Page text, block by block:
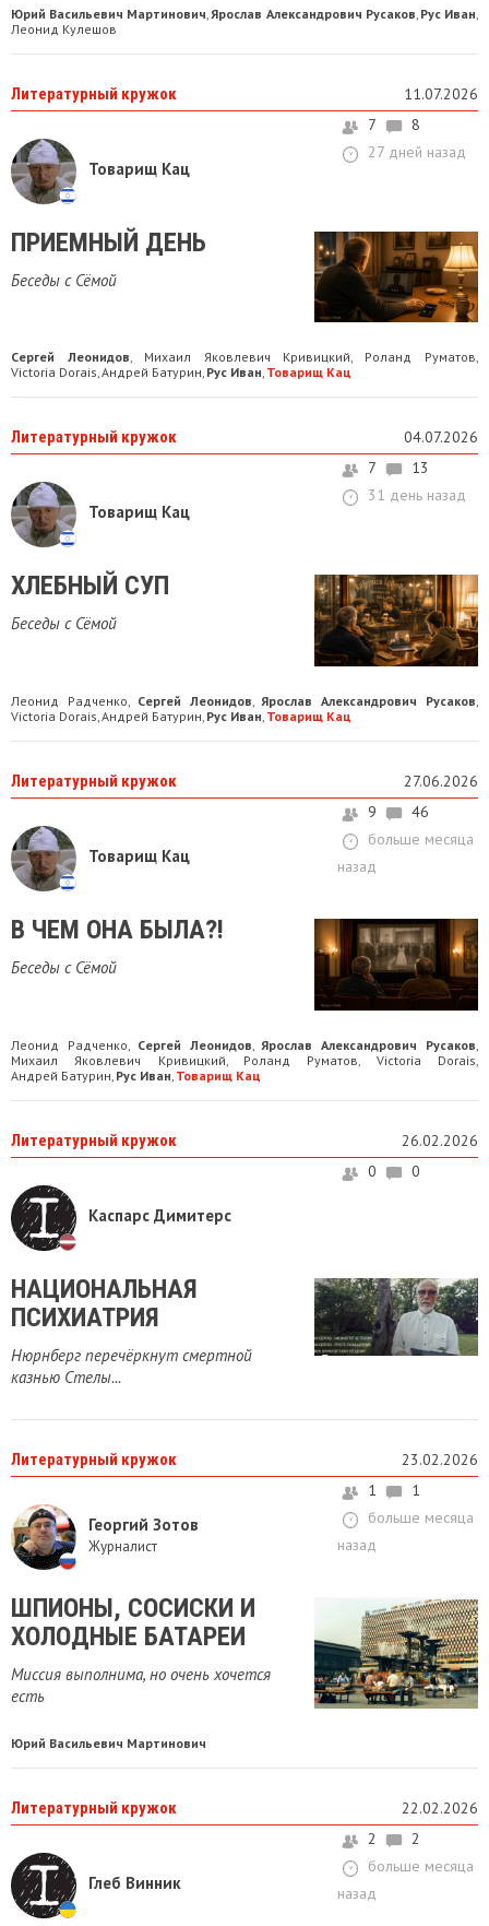
Юрий Васильевич Мартинович Ярослав Александрович Русаков Рус Иван
Леонид Кулешов
Литературный кружок 11.07.2026
Товарищ Кац
7
8
27 дней назад
ПРИЕМНЫЙ ДЕНЬ
Беседы с Сёмой
Сергей Леонидов, Михаил Яковлевич Кривицкий, Роланд Руматов,
Victoria Dorais,Андрей Батурин, Рус Иван, Товарищ Кац
Литературный кружок 04.07.2026
Товарищ Кац
7
13
31 день назад
ХЛЕБНЫЙ СУП
Беседы с Сёмой
Леонид Радченко, Сергей Леонидов,Ярослав Александрович Русаков,
Victoria Dorais,Андрей Батурин, Рус Иван, Товарищ Кац
Литературный кружок 27.06.2026
Товарищ Кац
9
46
больше месяца
назад
В ЧЕМ ОНА БЫЛА?!
Беседы с Сёмой
Леонид Радченко, Сергей Леонидов,Ярослав Александрович Русаков,
Михаил Яковлевич Кривицкий, Роланд Руматов, Victoria Dorais,
Андрей Батурин, Рус Иван, Товарищ Кац
Литературный кружок 26.02.2026
Каспарс Димитерс
0 0
НАЦИОНАЛЬНАЯ
ПСИХИАТРИЯ
Нюрнберг перечёркнут смертной
казнью Стелы...
Литературный кружок 23.02.2026
Георгий Зотов
Журналист
1
1
больше месяца
назад
ШПИОНЫ, СОСИСКИ И
ХОЛОДНЫЕ БАТАРЕИ
Миссия выполнима, но очень хочется
есть
Юрий Васильевич Мартинович
Литературный кружок 22.02.2026
Глеб Винник
2
2
больше месяца
назад